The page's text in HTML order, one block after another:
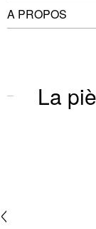
A PROPOS
La